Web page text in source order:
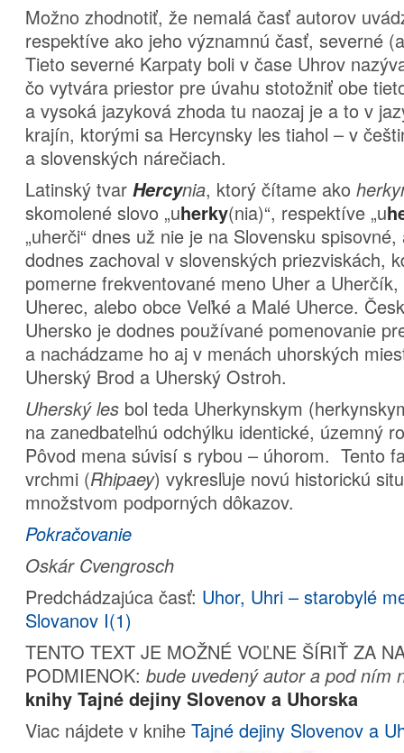
Možno zhodnotiť, že nemalá časť autorov
respektíve ako jeho významnú časť, severné
Tieto severné Karpaty boli v čase Uhrov
čo vytvára priestor pre úvahu stotožniť obe
a vysoká jazyková zhoda tu naozaj je a to v
krajín, ktorými sa Hercynsky les tiahol – v
a slovenských nárečiach.
Latinský tvar Hercynia, ktorý čítame ako
skomolené slovo „uherky(nia)“, respektíve „u
„uherči“ dnes už nie je na Slovensku
dodnes zachoval v slovenských priezviskách,
pomerne frekventované meno Uher a
Uherec, alebo obce Veľké a Malé Uherce.
Uhersko je dodnes používané pomenovanie
a nachádzame ho aj v menách uhorských
Uherský Brod a Uherský Ostroh.
Uherský les bol teda Uherkynskym
na zanedbateľnú odchýlku identické, územný
Pôvod mena súvisí s rybou – úhorom. Tento
vrchmi (Rhipaey) vykresľuje novú historickú
množstvom podporných dôkazov.
Pokračovanie
Oskár Cvengrosch
Predchádzajúca časť: Uhor, Uhri – starobylé
Slovanov I(1)
TENTO TEXT JE MOŽNÉ VOĽNE ŠÍRIŤ ZA
PODMIENOK: bude uvedený autor a pod ním
knihy Tajné dejiny Slovenov a Uhorska
Viac nájdete v knihe Tajné dejiny Slovenov a